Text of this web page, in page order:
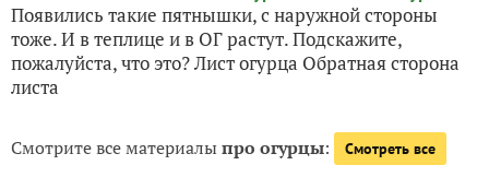
Появились такие пятнышки, с наружной стороны
тоже. И в теплице и в ОГ растут. Подскажите,
пожалуйста, что это? Лист огурца Обратная сторона
листа
Смотрите все материалыпро огурцы: Смотреть все